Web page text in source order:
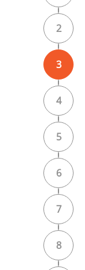
2
3
4
5
6
7
8